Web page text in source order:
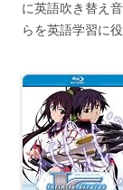
に英語吹き替え
らを英語学習に